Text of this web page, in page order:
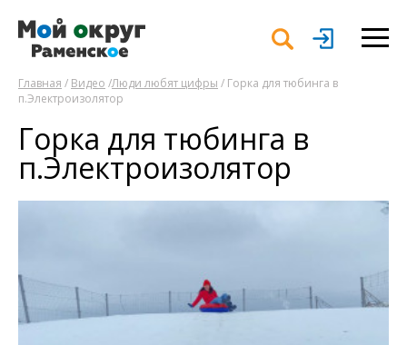
Главная / Видео /Люди любят цифры / Горка для тюбинга в
п.Электроизолятор
Горка для тюбинга в
п.Электроизолятор